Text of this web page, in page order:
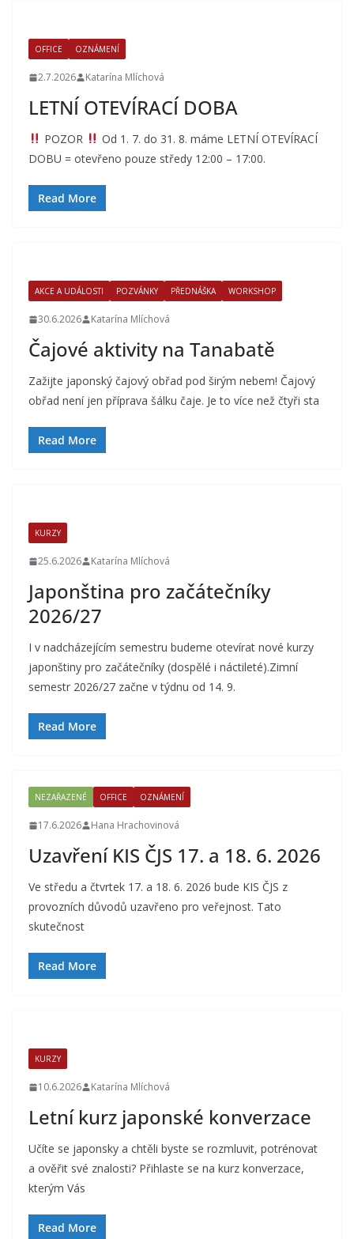
OFFICE OZNÁMENÍ
2.7.2026 Katarína Mlíchová
LETNÍ OTEVÍRACÍ DOBA
POZOR
Od 1. 7. do 31. 8. máme LETNÍ OTEVÍRACÍ
DOBU = otevřeno pouze středy 12:00 – 17:00.
Read More
AKCE A UDÁLOSTI POZVÁNKY PŘEDNÁŠKA WORKSHOP
30.6.2026 Katarína Mlíchová
Čajové aktivity na Tanabatě
Zažijte japonský čajový obřad pod širým nebem! Čajový
obřad není jen příprava šálku čaje. Je to více než čtyři sta
Read More
KURZY
25.6.2026 Katarína Mlíchová
Japonština pro začátečníky
2026/27
I v nadcházejícím semestru budeme otevírat nové kurzy
japonštiny pro začátečníky (dospělé i náctileté).Zimní
semestr 2026/27 začne v týdnu od 14. 9.
Read More
NEZAŘAZENÉ OFFICE OZNÁMENÍ
17.6.2026 Hana Hrachovinová
Uzavření KIS ČJS 17. a 18. 6. 2026
Ve středu a čtvrtek 17. a 18. 6. 2026 bude KIS ČJS z
provozních důvodů uzavřeno pro veřejnost. Tato
skutečnost
Read More
KURZY
10.6.2026 Katarína Mlíchová
Letní kurz japonské konverzace
Učíte se japonsky a chtěli byste se rozmluvit, potrénovat
a ověřit své znalosti? Přihlaste se na kurz konverzace,
kterým Vás
Read More